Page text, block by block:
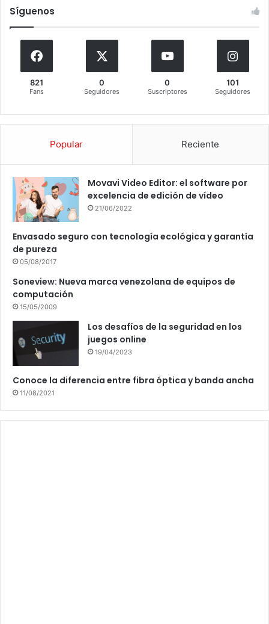
Síguenos
821
Fans
0
Seguidores
0
Suscriptores
101
Seguidores
Popular Reciente
Movavi Video Editor: el software por
excelencia de edición de vídeo
21/06/2022
Envasado seguro con tecnología ecológica y garantía
de pureza
05/08/2017
Soneview: Nueva marca venezolana de equipos de
computación
15/05/2009
Los desafíos de la seguridad en los
juegos online
19/04/2023
Conoce la diferencia entre fibra óptica y banda ancha
11/08/2021